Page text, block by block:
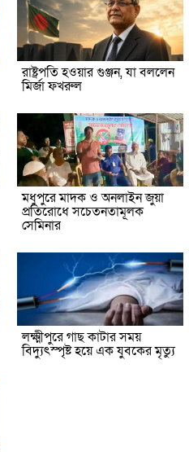
রাষ্ট্রপতি হওয়ার গুঞ্জন, যা বললেন
মির্জা ফখরুল
মধুপুরে মাদক ও অনলাইন জুয়া
প্রতিরোধে সচেতনতামূলক
সেমিনার
লক্ষ্মীপুরে গাছ কাটার সময়
বিদ্যুৎস্পৃষ্ট হয়ে এক যুবকের মৃত্যু